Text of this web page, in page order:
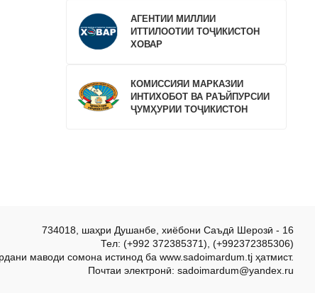
АГЕНТИИ МИЛЛИИ
ИТТИЛООТИИ ТОҶИКИСТОН
ХОВАР
КОМИССИЯИ МАРКАЗИИ
ИНТИХОБОТ ВА РАЪЙПУРСИИ
ҶУМҲУРИИ ТОҶИКИСТОН
734018, шаҳри Душанбе, хиёбони Саъдӣ Шерозӣ - 16
Тел: (+992 372385371), (+992372385306)
маводи сомона истинод ба www.sadoimardum.tj ҳатмист.
Почтаи электронӣ: sadoimardum@yandex.ru